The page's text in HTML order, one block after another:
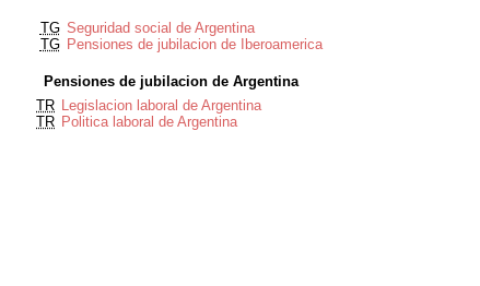
TG Seguridad social de Argentina
TG Pensiones de jubilacion de Iberoamerica
Pensiones de jubilacion de Argentina
TR Legislacion laboral de Argentina
TR Politica laboral de Argentina